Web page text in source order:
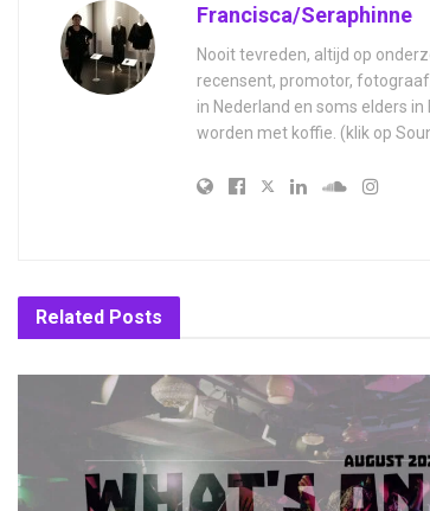
Francisca/Seraphinne
Nooit tevreden, altijd op
recensent, promotor,
in Nederland en soms elders
worden met koffie. (klik op
Related Posts